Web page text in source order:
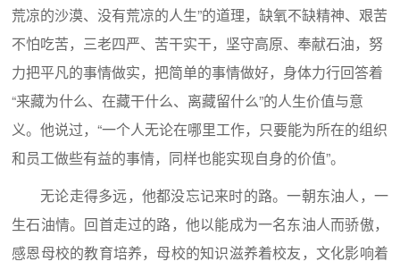
荒凉的沙漠、没有荒凉的人生”的道理，缺氧不缺精神、艰苦
不怕吃苦，三老四严、苦干实干，坚守高原、奉献石油，努
力把平凡的事情做实，把简单的事情做好，身体力行回答着
“来藏为什么、在藏干什么、离藏留什么”的人生价值与意
义。他说过，“一个人无论在哪里工作，只要能为所在的组织
和员工做些有益的事情，同样也能实现自身的价值”。
无论走得多远，他都没忘记来时的路。一朝东油人，一
生石油情。回首走过的路，他以能成为一名东油人而骄傲，
感恩母校的教育培养，母校的知识滋养着校友，文化影响着